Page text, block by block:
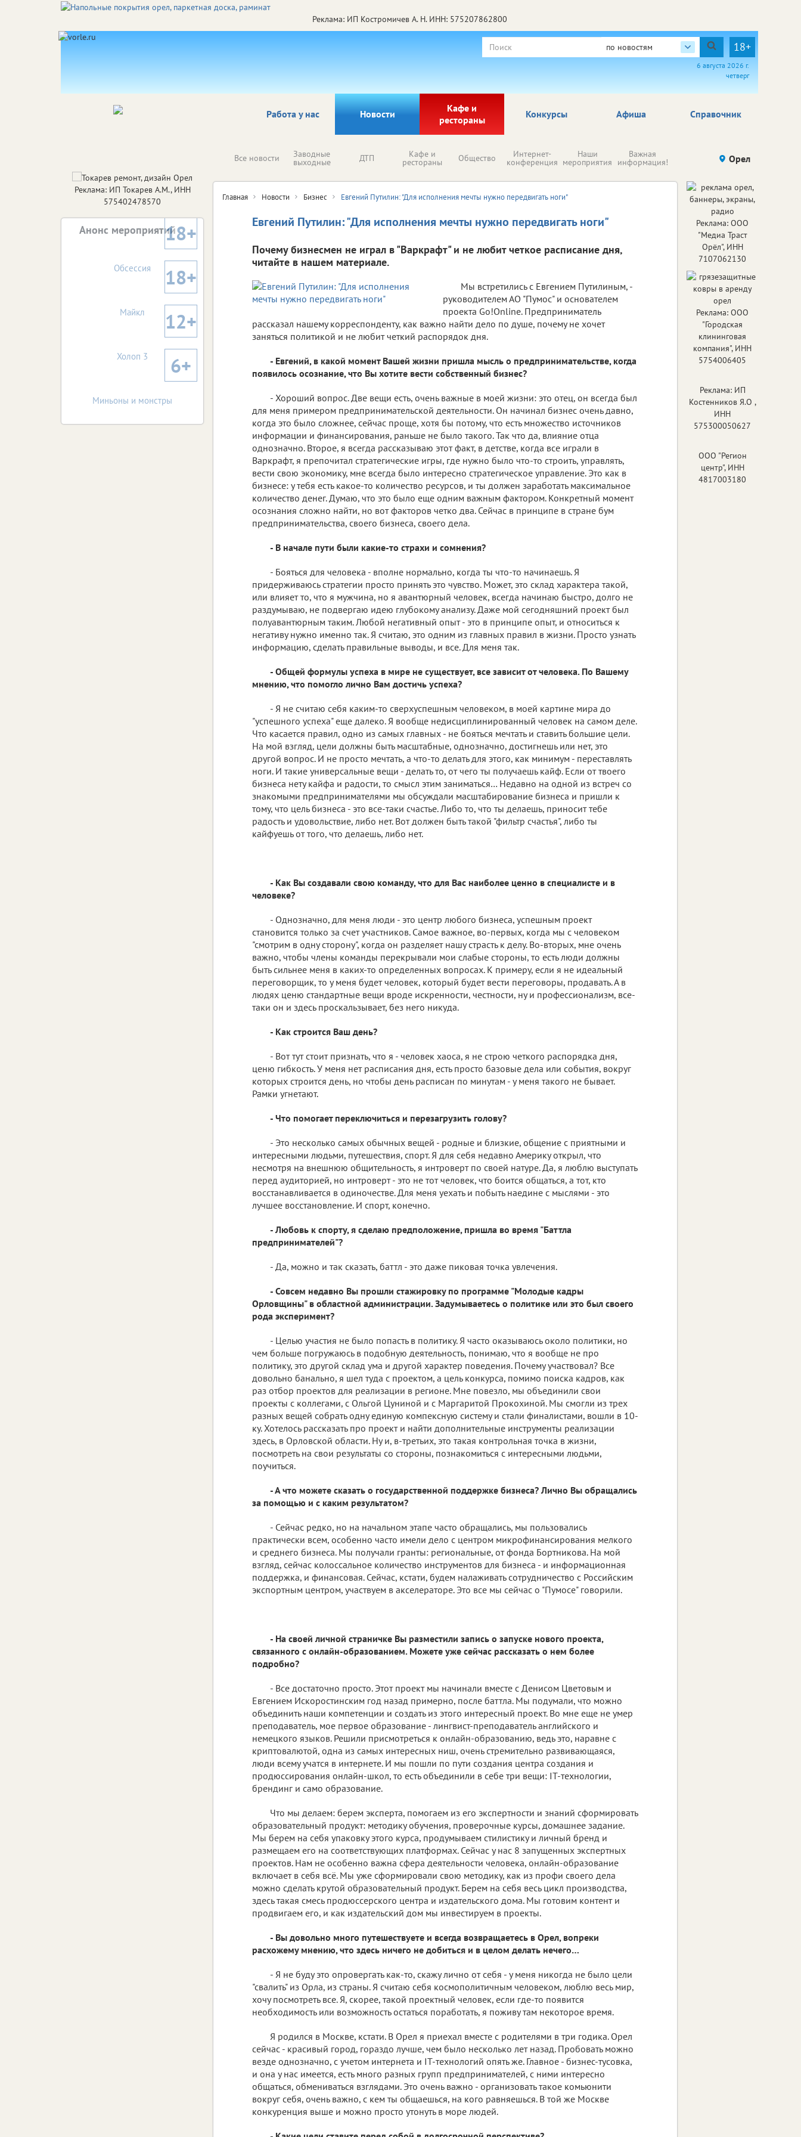
Реклама: ИП Костромичев А. Н. ИНН: 575207862800
по новостям 18+
6 августа 2026 г.
четверг
Работа у нас Новости
Кафе и
рестораны
Афиша Справочник
Конкурсы
Все новости Заводные
выходные ДТП Кафе и
рестораны Общество Интернет-
конференция
Наши
мероприятия
Важная
информация! Происшествия Здоровье
Орел
Главная Новости Бизнес Евгений Путилин: "Для исполнения мечты нужно передвигать ноги"
Евгений Путилин: "Для исполнения мечты нужно передвигать ноги"
Почему бизнесмен не играл в "Варкрафт" и не любит четкое расписание дня,
читайте в нашем материале.
Мы встретились с Евгением Путилиным, -
руководителем АО "Пумос" и основателем
проекта Go!Online. Предприниматель
рассказал нашему корреспонденту, как важно найти дело по душе, почему не хочет
заняться политикой и не любит четкий распорядок дня.
- Евгений, в какой момент Вашей жизни пришла мысль о предпринимательстве, когда
появилось осознание, что Вы хотите вести собственный бизнес?
- Хороший вопрос. Две вещи есть, очень важные в моей жизни: это отец, он всегда был
для меня примером предпринимательской деятельности. Он начинал бизнес очень давно,
когда это было сложнее, сейчас проще, хотя бы потому, что есть множество источников
информации и финансирования, раньше не было такого. Так что да, влияние отца
однозначно. Второе, я всегда рассказываю этот факт, в детстве, когда все играли в
Варкрафт, я препочитал стратегические игры, где нужно было что-то строить, управлять,
вести свою экономику, мне всегда было интересно стратегическое управление. Это как в
бизнесе: у тебя есть какое-то количество ресурсов, и ты должен заработать максимальное
количество денег. Думаю, что это было еще одним важным фактором. Конкретный момент
осознания сложно найти, но вот факторов четко два. Сейчас в принципе в стране бум
предпринимательства, своего бизнеса, своего дела.
- В начале пути были какие-то страхи и сомнения?
- Бояться для человека - вполне нормально, когда ты что-то начинаешь. Я
придерживаюсь стратегии просто принять это чувство. Может, это склад характера такой,
или влияет то, что я мужчина, но я авантюрный человек, всегда начинаю быстро, долго не
раздумываю, не подвергаю идею глубокому анализу. Даже мой сегодняшний проект был
полуавантюрным таким. Любой негативный опыт - это в принципе опыт, и относиться к
негативу нужно именно так. Я считаю, это одним из главных правил в жизни. Просто узнать
информацию, сделать правильные выводы, и все. Для меня так.
- Общей формулы успеха в мире не существует, все зависит от человека. По Вашему
мнению, что помогло лично Вам достичь успеха?
- Я не считаю себя каким-то сверхуспешным человеком, в моей картине мира до
"успешного успеха" еще далеко. Я вообще недисциплинированный человек на самом деле.
Что касается правил, одно из самых главных - не бояться мечтать и ставить большие цели.
На мой взгляд, цели должны быть масштабные, однозначно, достигнешь или нет, это
другой вопрос. И не просто мечтать, а что-то делать для этого, как минимум - переставлять
ноги. И такие универсальные вещи - делать то, от чего ты получаешь кайф. Если от твоего
бизнеса нету кайфа и радости, то смысл этим заниматься… Недавно на одной из встреч со
знакомыми предпринимателями мы обсуждали масштабирование бизнеса и пришли к
тому, что цель бизнеса - это все-таки счастье. Либо то, что ты делаешь, приносит тебе
радость и удовольствие, либо нет. Вот должен быть такой "фильтр счастья", либо ты
кайфуешь от того, что делаешь, либо нет.
- Как Вы создавали свою команду, что для Вас наиболее ценно в специалисте и в
человеке?
- Однозначно, для меня люди - это центр любого бизнеса, успешным проект
становится только за счет участников. Самое важное, во-первых, когда мы с человеком
"смотрим в одну сторону", когда он разделяет нашу страсть к делу. Во-вторых, мне очень
важно, чтобы члены команды перекрывали мои слабые стороны, то есть люди должны
быть сильнее меня в каких-то определенных вопросах. К примеру, если я не идеальный
переговорщик, то у меня будет человек, который будет вести переговоры, продавать. А в
людях ценю стандартные вещи вроде искренности, честности, ну и профессионализм, все-
таки он и здесь проскальзывает, без него никуда.
- Как строится Ваш день?
- Вот тут стоит признать, что я - человек хаоса, я не строю четкого распорядка дня,
ценю гибкость. У меня нет расписания дня, есть просто базовые дела или события, вокруг
которых строится день, но чтобы день расписан по минутам - у меня такого не бывает.
Рамки угнетают.
- Что помогает переключиться и перезагрузить голову?
- Это несколько самых обычных вещей - родные и близкие, общение с приятными и
интересными людьми, путешествия, спорт. Я для себя недавно Америку открыл, что
несмотря на внешнюю общительность, я интроверт по своей натуре. Да, я люблю выступать
перед аудиторией, но интроверт - это не тот человек, что боится общаться, а тот, кто
восстанавливается в одиночестве. Для меня уехать и побыть наедине с мыслями - это
лучшее восстановление. И спорт, конечно.
- Любовь к спорту, я сделаю предположение, пришла во время "Баттла
предпринимателей"?
- Да, можно и так сказать, баттл - это даже пиковая точка увлечения.
- Совсем недавно Вы прошли стажировку по программе "Молодые кадры
Орловщины" в областной администрации. Задумываетесь о политике или это был своего
рода эксперимент?
- Целью участия не было попасть в политику. Я часто оказываюсь около политики, но
чем больше погружаюсь в подобную деятельность, понимаю, что я вообще не про
политику, это другой склад ума и другой характер поведения. Почему участвовал? Все
довольно банально, я шел туда с проектом, а цель конкурса, помимо поиска кадров, как
раз отбор проектов для реализации в регионе. Мне повезло, мы объединили свои
проекты с коллегами, с Ольгой Цуниной и с Маргаритой Прокохиной. Мы смогли из трех
разных вещей собрать одну единую компексную систему и стали финалистами, вошли в 10-
ку. Хотелось рассказать про проект и найти дополнительные инструменты реализации
здесь, в Орловской области. Ну и, в-третьих, это такая контрольная точка в жизни,
посмотреть на свои результаты со стороны, познакомиться с интересными людьми,
поучиться.
- А что можете сказать о государственной поддержке бизнеса? Лично Вы обращались
за помощью и с каким результатом?
- Сейчас редко, но на начальном этапе часто обращались, мы пользовались
практически всем, особенно часто имели дело с центром микрофинансирования мелкого
и среднего бизнеса. Мы получали гранты: региональные, от фонда Бортникова. На мой
взгляд, сейчас колоссальное количество инструментов для бизнеса - и информационная
поддержка, и финансовая. Сейчас, кстати, будем налаживать сотрудничество с Российским
экспортным центром, участвуем в акселераторе. Это все мы сейчас о "Пумосе" говорили.
- На своей личной страничке Вы разместили запись о запуске нового проекта,
связанного с онлайн-образованием. Можете уже сейчас рассказать о нем более
подробно?
- Все достаточно просто. Этот проект мы начинали вместе с Денисом Цветовым и
Евгением Искоростинским год назад примерно, после баттла. Мы подумали, что можно
объединить наши компетенции и создать из этого интересный проект. Во мне еще не умер
преподаватель, мое первое образование - лингвист-преподаватель английского и
немецкого языков. Решили присмотреться к онлайн-образованию, ведь это, наравне с
криптовалютой, одна из самых интересных ниш, очень стремительно развивающаяся,
люди всему учатся в интернете. И мы пошли по пути создания центра создания и
продюссирования онлайн-школ, то есть объединили в себе три вещи: IT-технологии,
брендинг и само образование.
Что мы делаем: берем эксперта, помогаем из его экспертности и знаний сформировать
образовательный продукт: методику обучения, проверочные курсы, домашнее задание.
Мы берем на себя упаковку этого курса, продумываем стилистику и личный бренд и
размещаем его на соответствующих платформах. Сейчас у нас 8 запущенных экспертных
проектов. Нам не особенно важна сфера деятельности человека, онлайн-образование
включает в себя всё. Мы уже сформировали свою методику, как из профи своего дела
можно сделать крутой образовательный продукт. Берем на себя весь цикл производства,
здесь такая смесь продюссерского центра и издательского дома. Мы готовим контент и
продвигаем его, и как издательский дом мы инвестируем в проекты.
- Вы довольно много путешествуете и всегда возвращаетесь в Орел, вопреки
расхожему мнению, что здесь ничего не добиться и в целом делать нечего…
- Я не буду это опровергать как-то, скажу лично от себя - у меня никогда не было цели
"свалить" из Орла, из страны. Я считаю себя космополитичным человеком, люблю весь мир,
хочу посмотреть все. Я, скорее, такой проектный человек, если где-то появится
необходимость или возможность остаться поработать, я поживу там некоторое время.
Я родился в Москве, кстати. В Орел я приехал вместе с родителями в три годика. Орел
сейчас - красивый город, гораздо лучше, чем было несколько лет назад. Пробовать можно
везде однозначно, с учетом интернета и IT-технологий опять же. Главное - бизнес-тусовка,
и она у нас имеется, есть много разных групп предпринимателей, с ними интересно
общаться, обмениваться взглядами. Это очень важно - организовать такое комьюнити
вокруг себя, очень важно, с кем ты общаешься, на кого равняешься. В той же Москве
конкуренция выше и можно просто утонуть в море людей.
Реклама: ИП Токарев А.М., ИНН
575402478570
Анонс мероприятий18+
Обсессия 18+
Майкл 12+
Холоп 3 6+
Миньоны и монстры
Реклама: ООО
"Медиа Траст
Орёл", ИНН
7107062130
Реклама: ООО
"Городская
клининговая
компания", ИНН
5754006405
Реклама: ИП
Костенников Я.О ,
ИНН
575300050627
ООО "Регион
центр", ИНН
4817003180